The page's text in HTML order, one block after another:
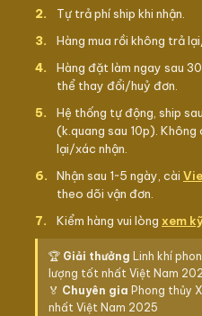
Tự trả phí ship khi nhận.
Hàng mua rồi không trả
Hàng đặt làm ngay sau
thể thay đổi/huỷ đơn.
Hệ thống tự động, ship
(k.quang sau 10p). Không
lại/xác nhận.
Nhận sau 1~5 ngày, cài
theo dõi vận đơn.
Kiểm hàng vui lòng xem
🏆 Giải thưởng Linh khí
lượng tốt nhất Việt Nam
🏅 Chuyên gia Phong thủy
nhất Việt Nam 2025